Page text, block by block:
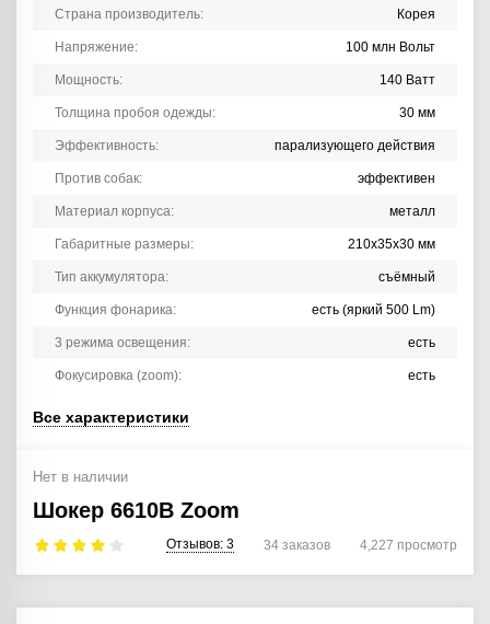
Нет в наличии
Шокер 6610B Zoom
Отзывов: 3 34 заказов 4,227 просмотр
Страна производитель: Корея
Напряжение: 100 млн Вольт
Мощность: 140 Ватт
Толщина пробоя одежды: 30 мм
Эффективность: парализующего действия
Против собак: эффективен
Материал корпуса: металл
Габаритные размеры: 210х35х30 мм
Тип аккумулятора: съёмный
Функция фонарика: есть (яркий 500 Lm)
3 режима освещения: есть
Фокусировка (zoom): есть
Все характеристики